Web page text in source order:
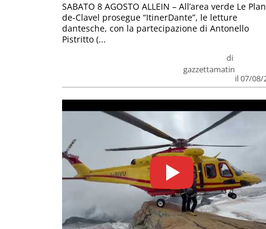
di
gazzettamatin
il 07/08/
SABATO 8 AGOSTO ALLEIN – All’area verde Le
de-Clavel prosegue “ItinerDante”, le letture
dantesche, con la partecipazione di Antonello
Pistritto (...